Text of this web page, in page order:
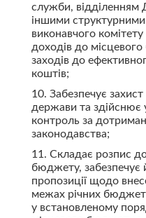
служби, відділенням
іншими структурними
виконавчого
доходів до
заходів до
коштів;
10. Забезпечує захист
держави та здійснює
контроль за
законодавства;
11. Складає розпис
бюджету, забезпечує
пропозиції щодо
межах річних
у встановленому